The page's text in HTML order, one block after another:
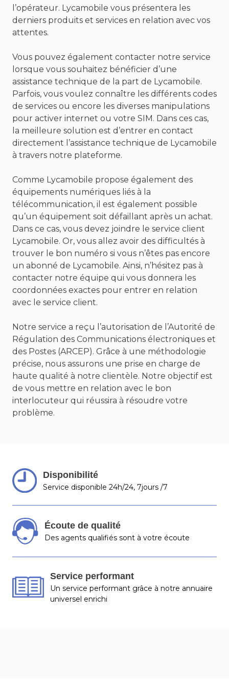
l’opérateur. Lycamobile vous présentera les
derniers produits et services en relation avec vos
attentes.
Vous pouvez également contacter notre service
lorsque vous souhaitez bénéficier d’une
assistance technique de la part de Lycamobile.
Parfois, vous voulez connaître les différents codes
de services ou encore les diverses manipulations
pour activer internet ou votre SIM. Dans ces cas,
la meilleure solution est d’entrer en contact
directement l’assistance technique de Lycamobile
à travers notre plateforme.
Comme Lycamobile propose également des
équipements numériques liés à la
télécommunication, il est également possible
qu’un équipement soit défaillant après un achat.
Dans ce cas, vous devez joindre le service client
Lycamobile. Or, vous allez avoir des difficultés à
trouver le bon numéro si vous n’êtes pas encore
un abonné de Lycamobile. Ainsi, n’hésitez pas à
contacter notre équipe qui vous donnera les
coordonnées exactes pour entrer en relation
avec le service client.
Notre service a reçu l’autorisation de l’Autorité de
Régulation des Communications électroniques et
des Postes (ARCEP). Grâce à une méthodologie
précise, nous assurons une prise en charge de
haute qualité à notre clientèle. Notre objectif est
de vous mettre en relation avec le bon
interlocuteur qui réussira à résoudre votre
problème.
Disponibilité
Service disponible 24h/24, 7jours /7
Écoute de qualité
Des agents qualifiés sont à votre écoute
Service performant
Un service performant grâce à notre annuaire
universel enrichi